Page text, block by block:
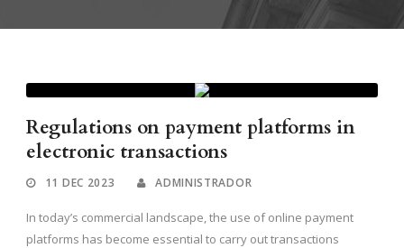
Regulations on payment platforms in
electronic transactions
11 DEC 2023 ADMINISTRADOR
In today’s commercial landscape, the use of online payment
platforms has become essential to carry out transactions